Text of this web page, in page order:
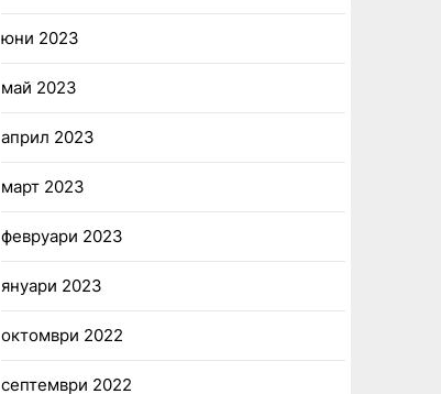
юни 2023
май 2023
април 2023
март 2023
февруари 2023
януари 2023
октомври 2022
септември 2022